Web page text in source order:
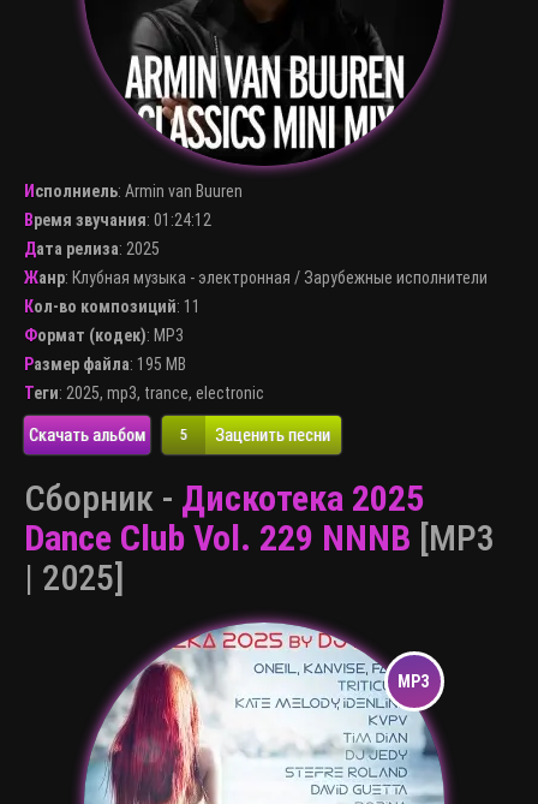
Исполниель: Armin van Buuren
Время звучания: 01:24:12
Дата релиза: 2025
Жанр: Клубная музыка - электронная / Зарубежные исполнители
Кол-во композиций: 11
Формат (кодек): MP3
Размер файла: 195 MB
Теги: 2025, mp3, trance, electronic
Скачать альбом 5 Заценить песни
Сборник - Дискотека 2025
Dance Club Vol. 229 NNNB [MP3
| 2025]